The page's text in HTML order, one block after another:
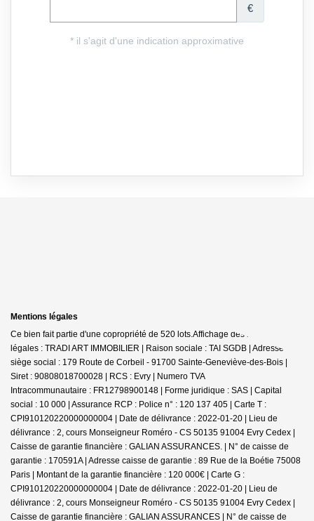
Mentions légales
Ce bien fait partie d'une copropriété de 520 lots.Affichage des informations
légales : TRADI ART IMMOBILIER | Raison sociale : TAI SGDB | Adresse
siège social : 179 Route de Corbeil - 91700 Sainte-Geneviève-des-Bois |
Siret : 90808018700028 | RCS : Evry | Numero TVA
Intracommunautaire : FR12798900148 | Forme juridique : SAS | Capital
social : 10 000 | Assurance RCP : Police n° : 120 137 405 | Carte T :
CPI910120220000000004 | Date de délivrance : 2022-01-20 | Lieu de
délivrance : 2, cours Monseigneur Roméro - CS 50135 91004 Evry Cedex |
Caisse de garantie financière : GALIAN ASSURANCES. | N° de caisse de
garantie : 170591A | Adresse caisse de garantie : 89 Rue de la Boétie 75008
Paris | Montant de la garantie financière : 120 000€ | Carte G :
CPI910120220000000004 | Date de délivrance : 2022-01-20 | Lieu de
délivrance : 2, cours Monseigneur Roméro - CS 50135 91004 Evry Cedex |
Caisse de garantie financière : GALIAN ASSURANCES | N° de caisse de